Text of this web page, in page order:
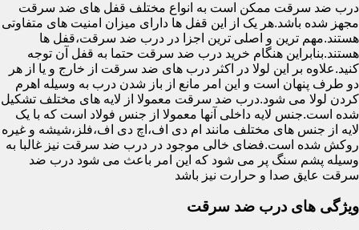
درب ضد سرقت ممکن است به انواع مختلف قفل های ضد سرقت
مجهز شده باشد.هر یک از این قفل ها دارای میزان امنیت های متفاوتی
هستند.مهم ترین و اصلی ترین اجزا در درب ضد سرقت،قفل ها
هستند.بنابراین هنگام خرید درب ضد سرقت حتما به قفل آن توجه
کنید.علاوه بر این لولا در اکثر درب های ضد سرقت از خارج و یا از هر
دو طرف پنهان است و این امر مانع از باز شدن درب به وسیله اهرم
کردن لولا می شود.درب ضد سرقت معمولا از لایه های مختلف تشکیل
شده است.جنس لایه داخلی آنها معمولا از جنس فولاد است که با یک
لایه از جنس های مختلف مانند ام دی اف،اچ دی اف،فلز،شیشه و غیره
روکش شده است.فضای خالی موجود در درب ضد سرقت نیز غالبا به
وسیله پشم سنگ پر می شود که این امر باعث می شود درب ضد
سرقت عایق صدا و حرارت نیز باشد
ویژگی های درب ضد سرقت